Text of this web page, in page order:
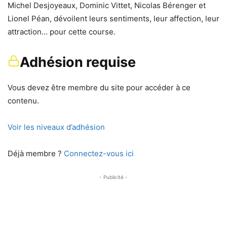
Michel Desjoyeaux, Dominic Vittet, Nicolas Bérenger et
Lionel Péan, dévoilent leurs sentiments, leur affection, leur
attraction… pour cette course.
Adhésion requise
Vous devez être membre du site pour accéder à ce
contenu.
Voir les niveaux d’adhésion
Déjà membre ? Connectez-vous ici
- Publicité -